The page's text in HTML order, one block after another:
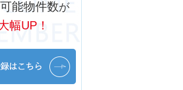
能物件数が
幅UP！